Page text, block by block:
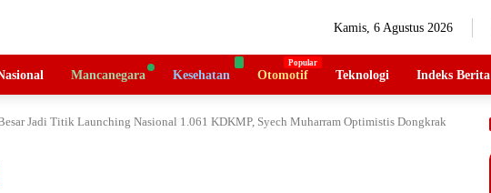
Kamis, 6 Agustus 2026
Mancanegara Kesehatan Otomotif Teknologi Indeks Berita
Jadi Titik Launching Nasional 1.061 KDKMP, Syech Muharram Optimistis Dongkrak